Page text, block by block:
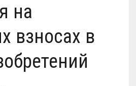
на
взносах в